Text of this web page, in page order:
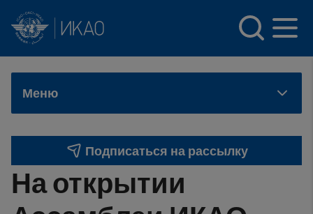
Меню
Подписаться на рассылку
На открытии